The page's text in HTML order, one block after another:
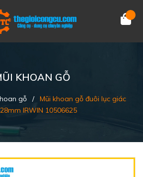
KHOAN GỖ
gỗ / Mũi khoan gỗ đuôi lục giác
IRWIN 10506625